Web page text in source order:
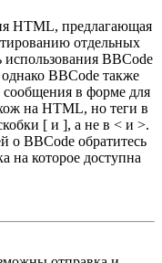
HTML, предлагающая
отдельных
BBCode
BBCode также
в форме для
на HTML, но теги в
[ и ], а не в < и >.
о BBCode обратитесь
на которое доступна